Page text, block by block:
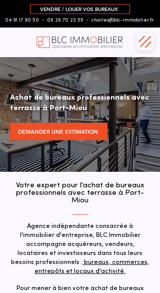
VENDRE / LOUER VOS BUREAUX
04 91 17 90 50 ▪︎ 06 26 70 22 55 ▪︎ charles@blc-immobilier.fr
Achat de bureaux professionnels avec
terrasse à Port-Miou
DEMANDER UNE ESTIMATION
Votre expert pour l'achat de bureaux
professionnels avec terrasse à Port-
Miou
Agence indépendante consacrée à
l'immobilier d'entreprise, BLC Immobilier
accompagne acquéreurs, vendeurs,
locataires et investisseurs dans tous leurs
besoins professionnels : bureaux, commerces,
entrepôts et locaux d'activité.
Pour mener à bien votre achat de bureaux